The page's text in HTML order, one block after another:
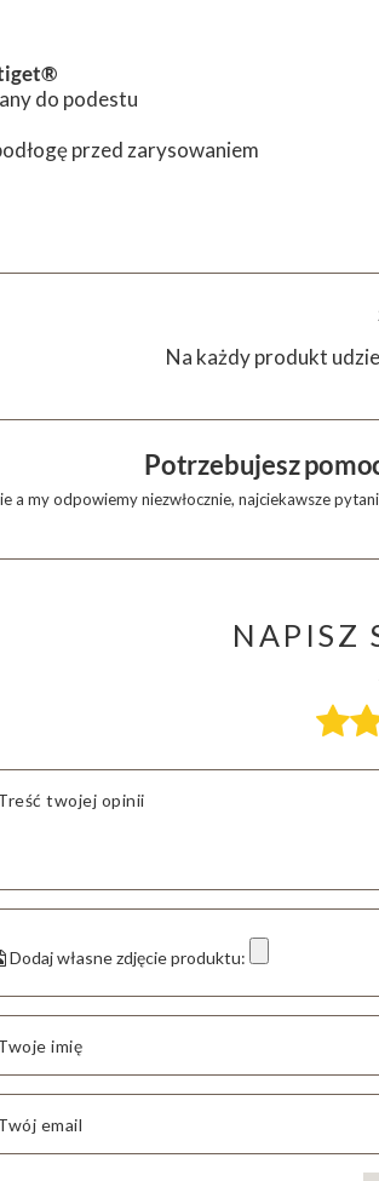
do podestu
przed zarysowaniem
Na każdy produkt
Potrzebujesz
a my odpowiemy niezwłocznie, najciekawsze
NAPISZ
twojej opinii
Dodaj własne zdjęcie produktu:
imię
email